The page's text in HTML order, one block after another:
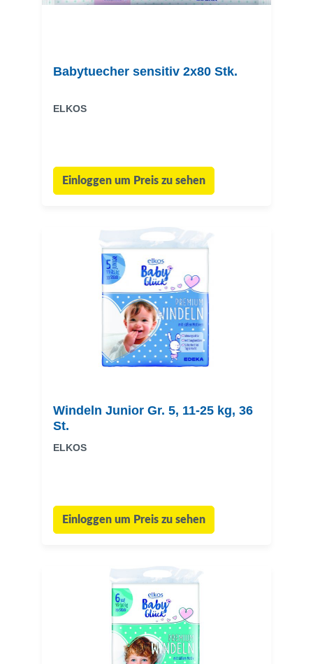
Babytuecher sensitiv 2x80 Stk.
ELKOS
Einloggen um Preis zu sehen
Windeln Junior Gr. 5, 11-25 kg, 36
St.
ELKOS
Einloggen um Preis zu sehen